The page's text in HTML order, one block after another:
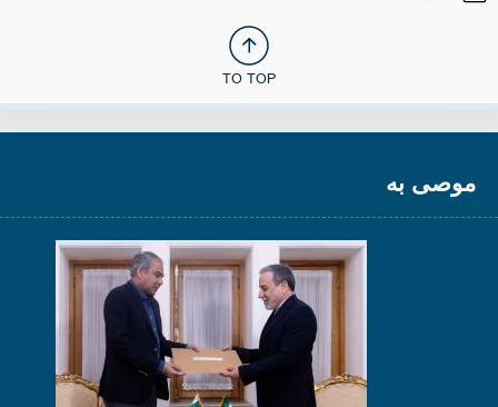
TO TOP
موصى به